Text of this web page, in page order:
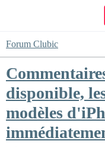
Forum Clubic
disponible,
modèles